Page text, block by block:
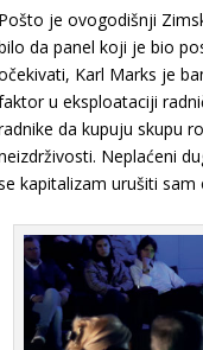
Pošto je ovogodišnji
da panel koji je bio
Karl Marks je
u eksploataciji
da kupuju skupu
Neplaćeni
kapitalizam urušiti sam